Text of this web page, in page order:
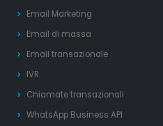
Email Marketing
Email di massa
Email transazionale
IVR
Chiamate transazionali
WhatsApp Business API